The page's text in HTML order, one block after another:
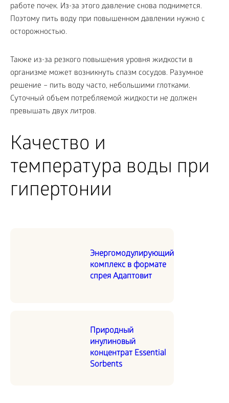
работе почек. Из-за этого давление снова поднимется.
Поэтому пить воду при повышенном давлении нужно с
осторожностью.
Также из-за резкого повышения уровня жидкости в
организме может возникнуть спазм сосудов. Разумное
решение – пить воду часто, небольшими глотками.
Суточный объем потребляемой жидкости не должен
превышать двух литров.
Качество и
температура воды при
гипертонии
Энергомодулирующий
комплекс в формате
спрея Адаптовит
Природный
инулиновый
концентрат Essential
Sorbents